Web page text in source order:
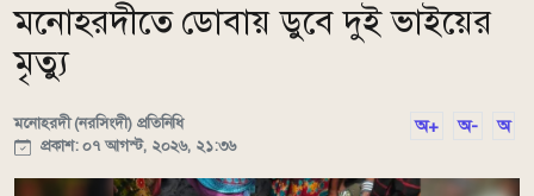
মনোহরদীতে ডোবায় ডুবে দুই ভাইয়ের
মৃত্যু
মনোহরদী (নরসিংদী) প্রতিনিধি
প্রকাশ: ০৭ আগস্ট, ২০২৬, ২১:৩৬
অ+ অ- অ